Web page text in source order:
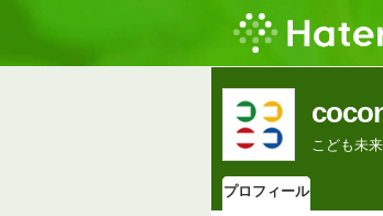
こども未
プロフィール